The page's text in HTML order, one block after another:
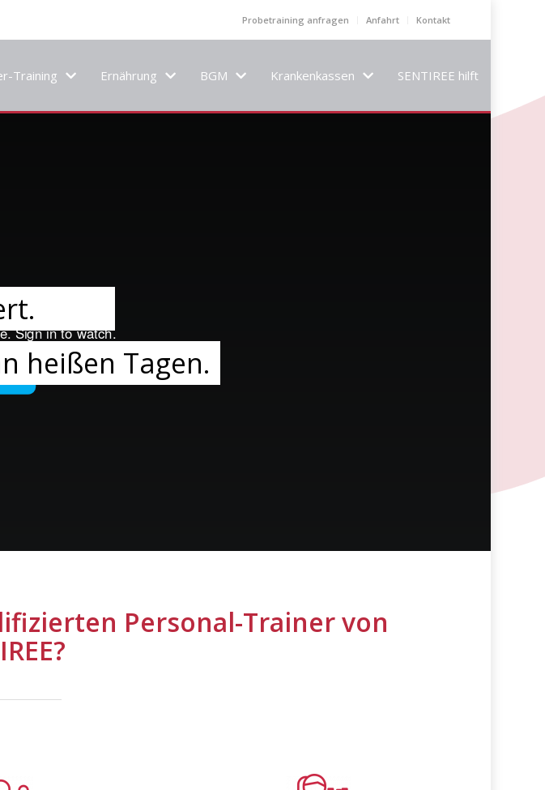
Probetraining anfragen Anfahrt Kontakt
Training Ernährung BGM Krankenkassen SENTIREE hilft
heißen Tagen.
Personal-Trainer von